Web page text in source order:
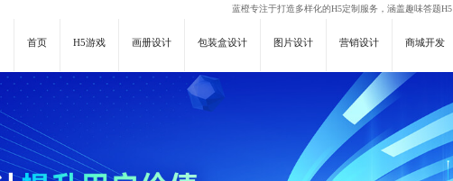
蓝橙专注于打造多样化的H5定制服务，涵盖趣味答题H5
首页 H5游戏 画册设计 包装盒设计 图片设计 营销设计 商城开发